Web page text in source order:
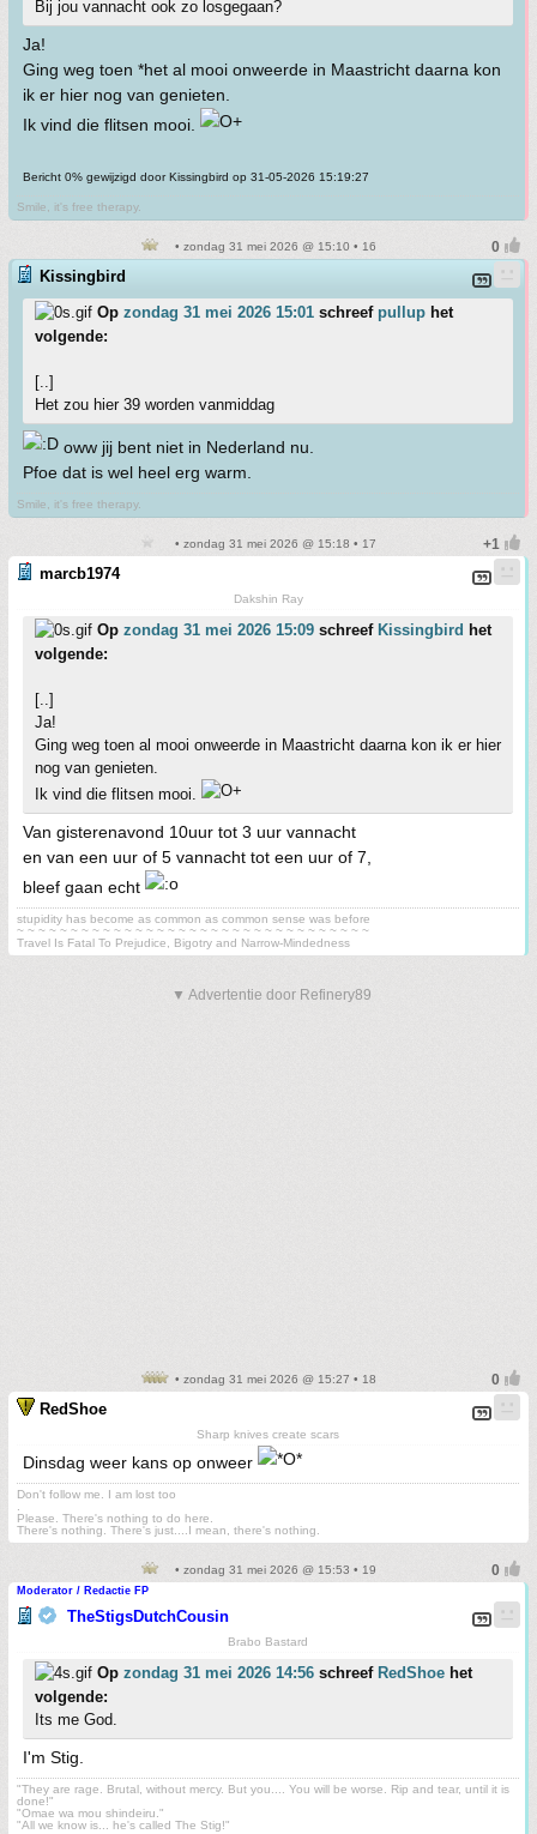
Bij jou vannacht ook zo losgegaan?
Ja!
Ging weg toen *het al mooi onweerde in Maastricht daarna kon
ik er hier nog van genieten.
Ik vind die flitsen mooi.
Bericht 0% gewijzigd door Kissingbird op 31-05-2026 15:19:27
Smile, it's free therapy.
• zondag 31 mei 2026 @ 15:10 • 16
Kissingbird
Op zondag 31 mei 2026 15:01 schreef pullup het
volgende:
[..]
Het zou hier 39 worden vanmiddag
oww jij bent niet in Nederland nu.
Pfoe dat is wel heel erg warm.
Smile, it's free therapy.
• zondag 31 mei 2026 @ 15:18 • 17
marcb1974
Dakshin Ray
Op zondag 31 mei 2026 15:09 schreef Kissingbird het
volgende:
[..]
Ja!
Ging weg toen al mooi onweerde in Maastricht daarna kon ik er hier
nog van genieten.
Ik vind die flitsen mooi.
Van gisterenavond 10uur tot 3 uur vannacht
en van een uur of 5 vannacht tot een uur of 7,
bleef gaan echt
stupidity has become as common as common sense was before
~ ~ ~ ~ ~ ~ ~ ~ ~ ~ ~ ~ ~ ~ ~ ~ ~ ~ ~ ~ ~ ~ ~ ~ ~ ~ ~ ~ ~ ~ ~ ~ ~
Travel Is Fatal To Prejudice, Bigotry and Narrow-Mindedness
▼ Advertentie door Refinery89
• zondag 31 mei 2026 @ 15:27 • 18
RedShoe
Sharp knives create scars
Dinsdag weer kans op onweer
Don't follow me. I am lost too
.
Please. There's nothing to do here.
There's nothing. There's just....I mean, there's nothing.
• zondag 31 mei 2026 @ 15:53 • 19
Moderator / Redactie FP
TheStigsDutchCousin
Brabo Bastard
Op zondag 31 mei 2026 14:56 schreef RedShoe het
volgende:
Its me God.
I'm Stig.
"They are rage. Brutal, without mercy. But you.... You will be worse. Rip and tear, until it is
done!"
"Omae wa mou shindeiru."
"All we know is... he's called The Stig!"